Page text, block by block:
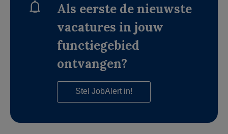
Als eerste de nieuwste
vacatures in jouw
functiegebied
ontvangen?
Stel JobAlert in!